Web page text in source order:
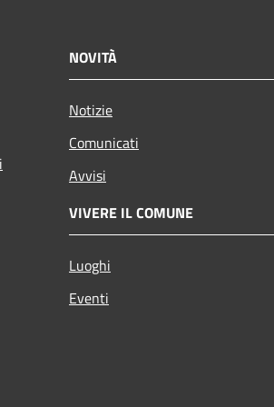
NOVITÀ
Notizie
Comunicati
Avvisi
VIVERE IL COMUNE
Luoghi
Eventi